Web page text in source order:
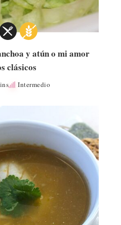
y atún o mi amor
clásicos
Intermedio